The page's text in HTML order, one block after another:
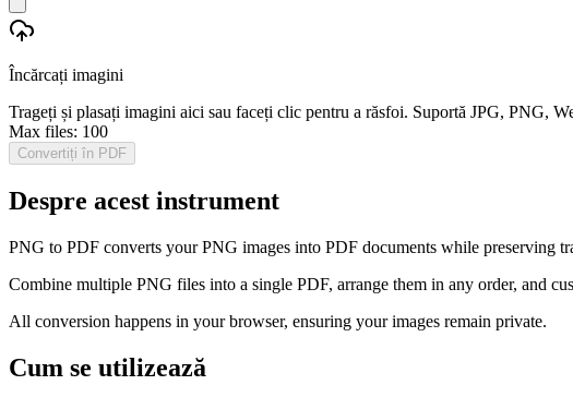
Încărcați imagini
Trageți și plasați imagini aici sau faceți clic pentru a răsfoi. Suportă JPG, PNG,
Max files: 100
Convertiți în PDF
Despre acest instrument
PNG to PDF converts your PNG images into PDF documents while preserving
Combine multiple PNG files into a single PDF, arrange them in any order, and
All conversion happens in your browser, ensuring your images remain private.
Cum se utilizează